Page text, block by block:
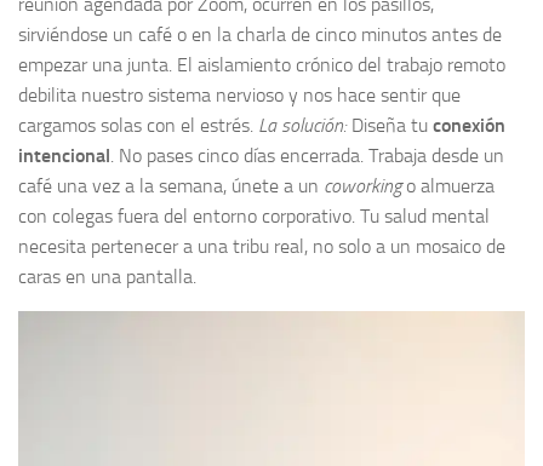
sirviéndose un café o en la charla de cinco minutos antes de
empezar una junta. El aislamiento crónico del trabajo remoto
debilita nuestro sistema nervioso y nos hace sentir que
cargamos solas con el estrés. La solución:Diseña tu conexión
intencional. No pases cinco días encerrada. Trabaja desde un
café una vez a la semana, únete a un coworkingo almuerza
con colegas fuera del entorno corporativo. Tu salud mental
necesita pertenecer a una tribu real, no solo a un mosaico de
caras en una pantalla.